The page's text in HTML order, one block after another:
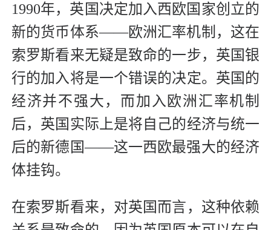
1990年，英国决定加入西欧国家创立的
新的货币体系——欧洲汇率机制，这在
索罗斯看来无疑是致命的一步，英国银
行的加入将是一个错误的决定。英国的
经济并不强大，而加入欧洲汇率机制
后，英国实际上是将自己的经济与统一
后的新德国——这一西欧最强大的经济
体挂钩。
在索罗斯看来，对英国而言，这种依赖